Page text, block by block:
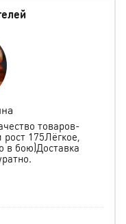
товаров-
рост 175Лёгкое,
в бою)Доставка